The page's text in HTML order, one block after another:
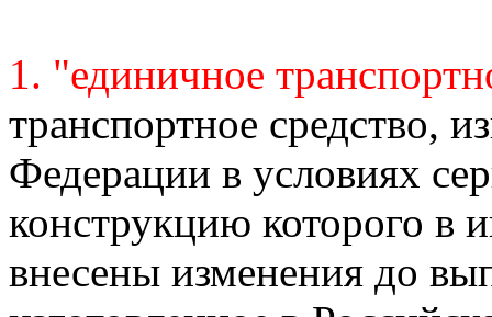
1. "единичное
транспортное средство,
Федерации в условиях
конструкцию которого в
внесены изменения до